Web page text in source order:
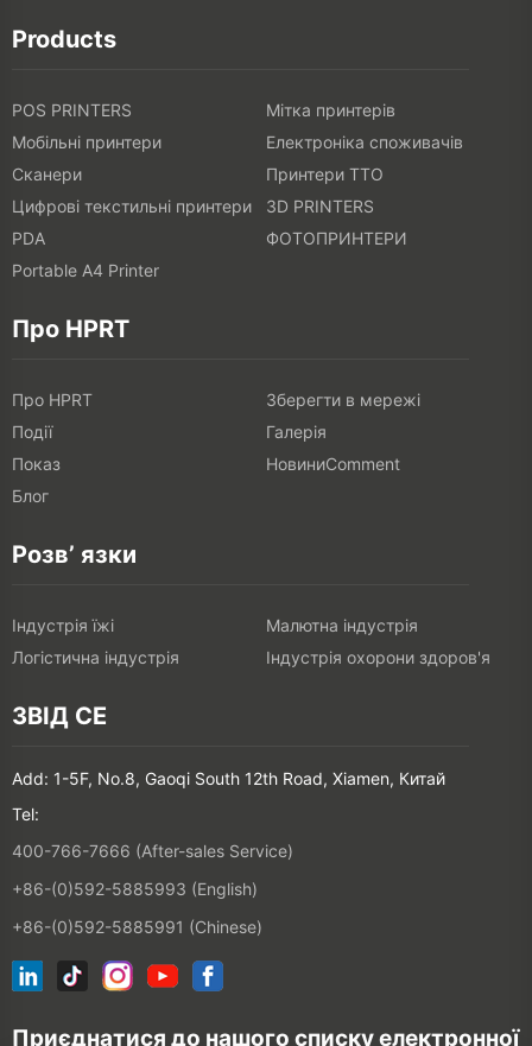
Products
POS PRINTERS
Мітка принтерів
Мобільні принтери
Електроніка споживачів
Сканери
Принтери TTO
Цифрові текстильні принтери
3D PRINTERS
PDA
ФОТОПРИНТЕРИ
Portable A4 Printer
Про HPRT
Про HPRT
Зберегти в мережі
Події
Галерія
Показ
НовиниComment
Блог
Розв’ язки
Індустрія їжі
Малютна індустрія
Логістична індустрія
Індустрія охорони здоров'я
ЗВІД СЕ
Add: 1-5F, No.8, Gaoqi South 12th Road, Xiamen, Китай
Tel:
400-766-7666 (After-sales Service)
+86-(0)592-5885993 (English)
+86-(0)592-5885991 (Chinese)
Приєднатися до нашого списку електронної